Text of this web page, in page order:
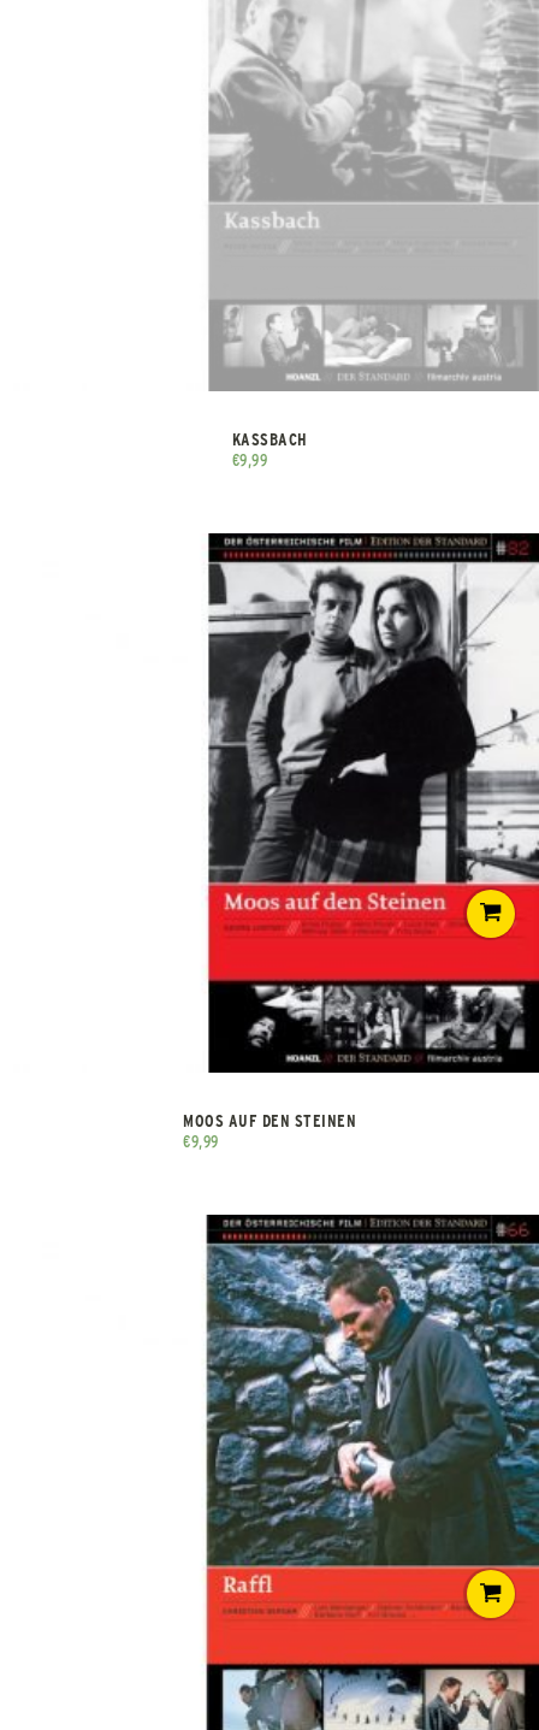
KASSBACH
€9,99
MOOS AUF DEN STEINEN
€9,99